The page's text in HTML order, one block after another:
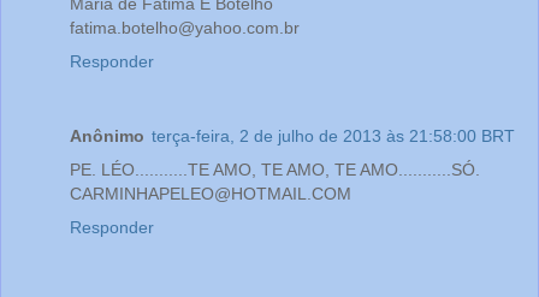
fatima.botelho@yahoo.com.br
Responder
Anônimo terça-feira, 2 de julho de 2013 às 21:58:00 BRT
PE. LÉO...........TE AMO, TE AMO, TE AMO...........SÓ.
CARMINHAPELEO@HOTMAIL.COM
Responder